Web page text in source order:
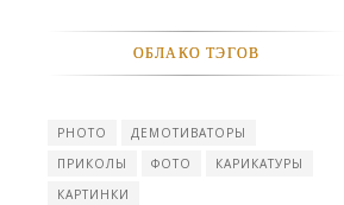
ОБЛАКО ТЭГОВ
PHOTO
ДЕМОТИВАТОРЫ
ПРИКОЛЫ
ФОТО
КАРИКАТУРЫ
КАРТИНКИ